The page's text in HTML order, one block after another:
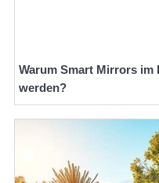
Warum Smart Mirrors im
werden?